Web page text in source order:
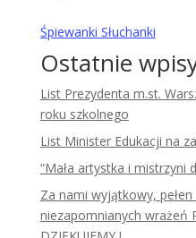
Śpiewanki Słuchanki
Ostatnie
List Prezydenta m.st.
roku szkolnego
List Minister Edukacji na
“Mała artystka i mistrzyni
Za nami wyjątkowy,
niezapomnianych wrażeń